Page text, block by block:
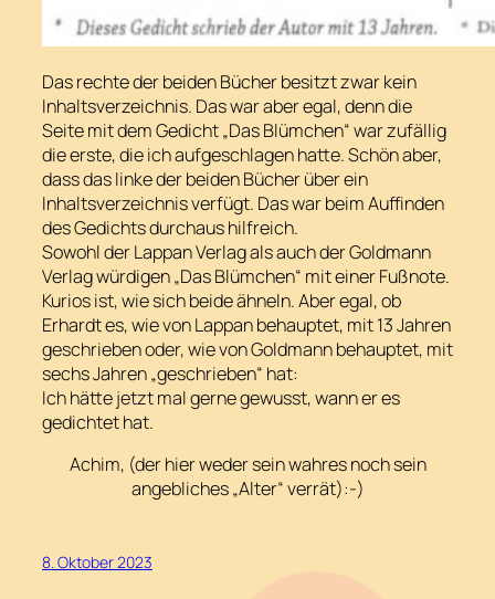
Das rechte der beiden Bücher besitzt zwar kein
Inhaltsverzeichnis. Das war aber egal, denn die
Seite mit dem Gedicht „Das Blümchen“ war zufällig
die erste, die ich aufgeschlagen hatte. Schön aber,
dass das linke der beiden Bücher über ein
Inhaltsverzeichnis verfügt. Das war beim Auffinden
des Gedichts durchaus hilfreich.
Sowohl der Lappan Verlag als auch der Goldmann
Verlag würdigen „Das Blümchen“ mit einer Fußnote.
Kurios ist, wie sich beide ähneln. Aber egal, ob
Erhardt es, wie von Lappan behauptet, mit 13 Jahren
geschrieben oder, wie von Goldmann behauptet, mit
sechs Jahren „geschrieben“ hat:
Ich hätte jetzt mal gerne gewusst, wann er es
gedichtet hat.
Achim, (der hier weder sein wahres noch sein
angebliches „Alter“ verrät):-)
8. Oktober 2023